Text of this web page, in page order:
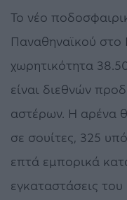
Το νέο
Παναθηναϊκού στο
χωρητικότητα
είναι διεθνών
αστέρων. Η αρένα
σε σουίτες, 325
επτά εμπορικά
εγκαταστάσεις